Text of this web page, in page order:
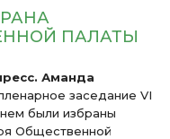
ПАЛАТЫ
Аманда
заседание VI
были избраны
Общественной